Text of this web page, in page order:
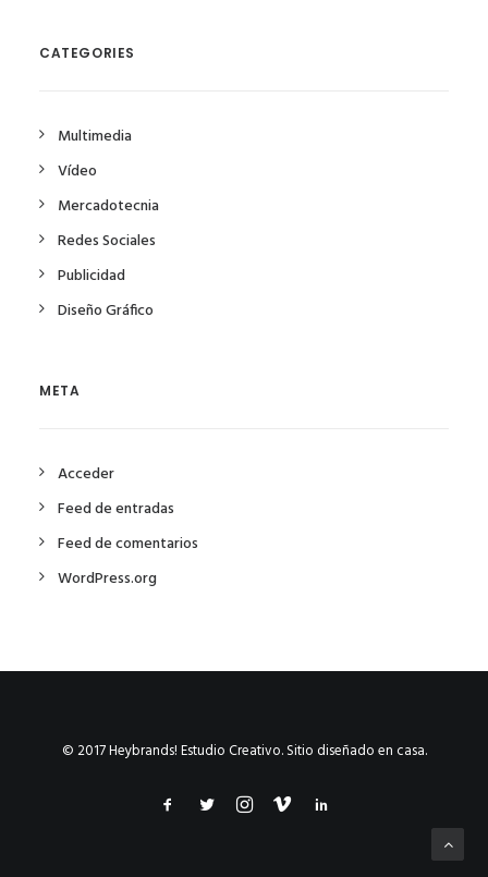
CATEGORIES
Multimedia
Vídeo
Mercadotecnia
Redes Sociales
Publicidad
Diseño Gráfico
META
Acceder
Feed de entradas
Feed de comentarios
WordPress.org
© 2017 Heybrands! Estudio Creativo. Sitio diseñado en casa.